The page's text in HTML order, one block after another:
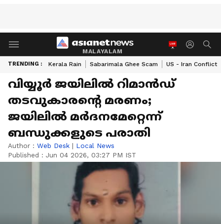
MALAYALAM
TRENDING : Kerala Rain Sabarimala Ghee Scam US - Iran Conflict
വിയ്യൂര്‍ ജയിലില്‍ റിമാന്‍ഡ്
തടവുകാരന്‍റെ മരണം;
ജയിലില്‍ മര്‍ദനമേറ്റെന്ന്
ബന്ധുക്കളുടെ പരാതി
Author : Web Desk | Local News
Published : Jun 04 2026, 03:27 PM IST